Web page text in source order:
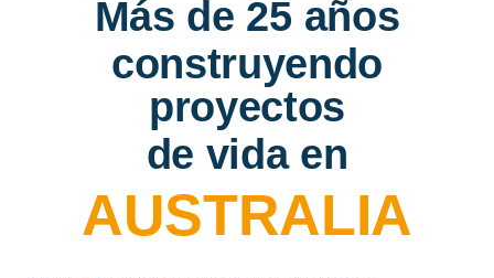
Más de 25 años
construyendo
proyectos
de vida en
AUSTRALIA